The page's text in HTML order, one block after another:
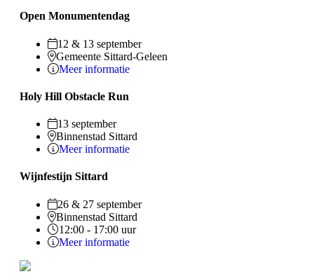
Open Monumentendag
12 & 13 september
Gemeente Sittard-Geleen
Meer informatie
Holy Hill Obstacle Run
13 september
Binnenstad Sittard
Meer informatie
Wijnfestijn Sittard
26 & 27 september
Binnenstad Sittard
12:00 - 17:00 uur
Meer informatie